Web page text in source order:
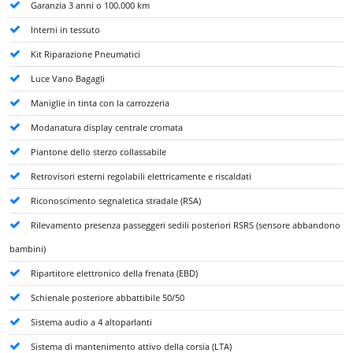
Garanzia 3 anni o 100.000 km
Interni in tessuto
Kit Riparazione Pneumatici
Luce Vano Bagagli
Maniglie in tinta con la carrozzeria
Modanatura display centrale cromata
Piantone dello sterzo collassabile
Retrovisori esterni regolabili elettricamente e riscaldati
Riconoscimento segnaletica stradale (RSA)
Rilevamento presenza passeggeri sedili posteriori RSRS (sensore abbandono
bambini)
Ripartitore elettronico della frenata (EBD)
Schienale posteriore abbattibile 50/50
Sistema audio a 4 altoparlanti
Sistema di mantenimento attivo della corsia (LTA)